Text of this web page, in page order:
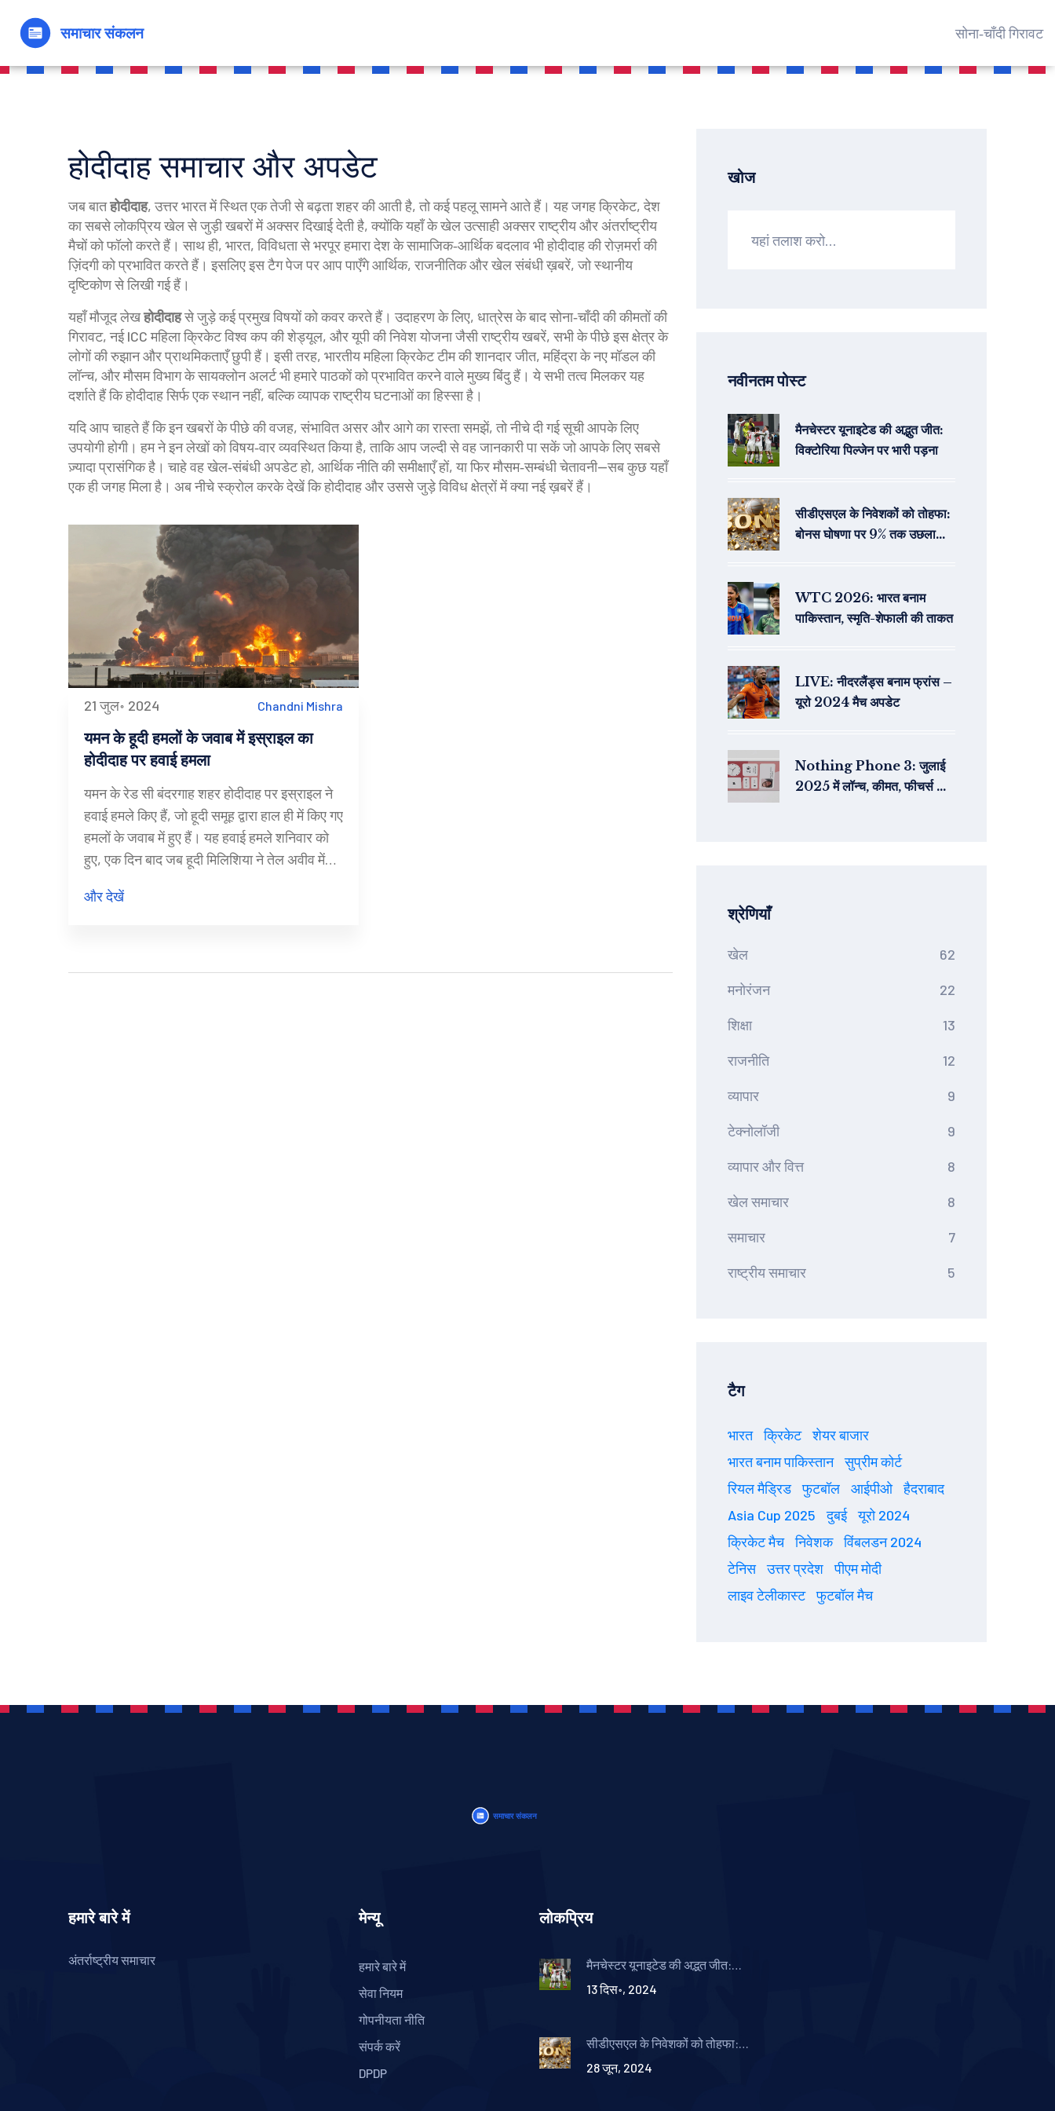
सोना‑चाँदी गिरावट
होदीदाह समाचार और अपडेट
जब बातहोदीदाह,उत्तर भारत में स्थित एक तेजी से बढ़ता शहरकी आती है, तो कई पहलू सामने आते हैं। यह जगहक्रिकेट,देश
का सबसे लोकप्रिय खेलसे जुड़ी खबरों में अक्सर दिखाई देती है, क्योंकि यहाँ के खेल उत्साही अक्सर राष्ट्रीय और अंतर्राष्ट्रीय
मैचों को फॉलो करते हैं। साथ ही, भारत,विविधता से भरपूर हमारा देशके सामाजिक‑आर्थिक बदलाव भी होदीदाह की रोज़मर्रा की
ज़िंदगी को प्रभावित करते हैं। इसलिए इस टैग पेज पर आप पाएँगे आर्थिक, राजनीतिक और खेल संबंधी ख़बरें, जो स्थानीय
दृष्टिकोण से लिखी गई हैं।
यहाँ मौजूद लेखहोदीदाहसे जुड़े कई प्रमुख विषयों को कवर करते हैं। उदाहरण के लिए, धात्रेस के बाद सोना‑चाँदी की कीमतों की
गिरावट, नई ICC महिला क्रिकेट विश्व कप की शेड्यूल, और यूपी की निवेश योजना जैसी राष्ट्रीय खबरें, सभी के पीछे इस क्षेत्र के
लोगों की रुझान और प्राथमिकताएँ छुपी हैं। इसी तरह, भारतीय महिला क्रिकेट टीम की शानदार जीत, महिंद्रा के नए मॉडल की
लॉन्च, और मौसम विभाग के सायक्लोन अलर्ट भी हमारे पाठकों को प्रभावित करने वाले मुख्य बिंदु हैं। ये सभी तत्व मिलकर यह
दर्शाते हैं कि होदीदाह सिर्फ एक स्थान नहीं, बल्कि व्यापक राष्ट्रीय घटनाओं का हिस्सा है।
यदि आप चाहते हैं कि इन खबरों के पीछे की वजह, संभावित असर और आगे का रास्ता समझें, तो नीचे दी गई सूची आपके लिए
उपयोगी होगी। हम ने इन लेखों को विषय‑वार व्यवस्थित किया है, ताकि आप जल्दी से वह जानकारी पा सकें जो आपके लिए सबसे
ज़्यादा प्रासंगिक है। चाहे वह खेल‑संबंधी अपडेट हो, आर्थिक नीति की समीक्षाएँ हों, या फिर मौसम‑सम्बंधी चेतावनी—सब कुछ यहाँ
एक ही जगह मिला है। अब नीचे स्क्रोल करके देखें कि होदीदाह और उससे जुड़े विविध क्षेत्रों में क्या नई ख़बरें हैं।
21 जुल॰ 2024 Chandni Mishra
यमन के हूदी हमलों के जवाब में इस्राइल का
होदीदाह पर हवाई हमला
यमन के रेड सी बंदरगाह शहर होदीदाह पर इस्राइल ने
हवाई हमले किए हैं, जो हूदी समूह द्वारा हाल ही में किए गए
हमलों के जवाब में हुए हैं। यह हवाई हमले शनिवार को
हुए, एक दिन बाद जब हूदी मिलिशिया ने तेल अवीव में
व्यक्ति की मौत हो गई थी। इस्राइली रक्षा मंत्री योव
और देखें
खोज
नवीनतम पोस्ट
मैनचेस्टर यूनाइटेड की अद्भुत जीत:
विक्टोरिया पिल्जेन पर भारी पड़ना
सीडीएसएल के निवेशकों को तोहफा:
बोनस घोषणा पर 9% तक उछला
WTC 2026: भारत बनाम
पाकिस्तान, स्मृति-शेफाली की ताकत
LIVE: नीदरलैंड्स बनाम फ्रांस –
यूरो 2024 मैच अपडेट
Nothing Phone 3: जुलाई
2025 में लॉन्च, कीमत, फीचर्स और
श्रेणियाँ
खेल 62
मनोरंजन 22
शिक्षा 13
राजनीति 12
व्यापार 9
टेक्नोलॉजी 9
व्यापार और वित्त 8
खेल समाचार 8
समाचार 7
राष्ट्रीय समाचार 5
टैग
भारत क्रिकेट
शेयर बाजार
भारत बनाम पाकिस्तान
सुप्रीम कोर्ट
रियल मैड्रिड
फुटबॉल आईपीओ
हैदराबाद
Asia Cup 2025
दुबई
यूरो 2024
क्रिकेट मैच
निवेशक
विंबलडन 2024
टेनिस
उत्तर प्रदेश
पीएम मोदी
लाइव टेलीकास्ट
फुटबॉल मैच
हमारे बारे में
अंतर्राष्ट्रीय समाचार
मेन्यू
हमारे बारे में
सेवा नियम
गोपनीयता नीति
संपर्क करें
DPDP
लोकप्रिय
मैनचेस्टर यूनाइटेड की अद्भुत जीत:
13 दिस॰, 2024
सीडीएसएल के निवेशकों को तोहफा:
28 जून, 2024